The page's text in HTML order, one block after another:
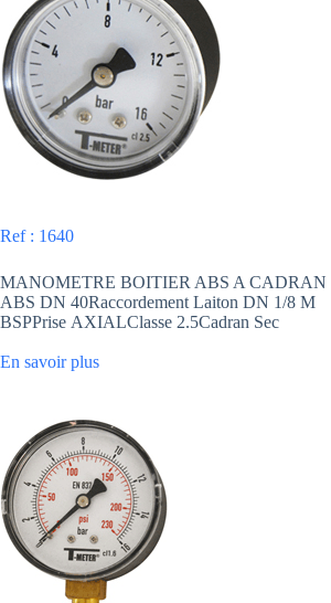
Ref : 1640
MANOMETRE BOITIER ABS A CADRAN
ABS DN 40Raccordement Laiton DN 1/8 M
BSPPrise AXIALClasse 2.5Cadran Sec
En savoir plus